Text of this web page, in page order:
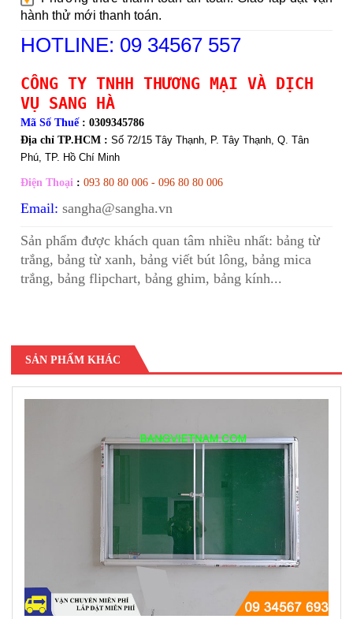
hành thử mới thanh toán.
HOTLINE: 09 34567 557
CÔNG TY TNHH THƯƠNG MẠI VÀ DỊCH
VỤ SANG HÀ
Mã Số Thuế: 0309345786
Địa chỉ TP.HCM : Số 72/15 Tây Thạnh, P. Tây Thạnh, Q. Tân
Phú, TP. Hồ Chí Minh
Điện Thoại : 093 80 80 006 - 096 80 80 006
Email: sangha@sangha.vn
Sản phẩm được khách quan tâm nhiều nhất: bảng từ
trắng, bảng từ xanh, bảng viết bút lông, bảng mica
trắng, bảng flipchart, bảng ghim, bảng kính...
SẢN PHẨM KHÁC